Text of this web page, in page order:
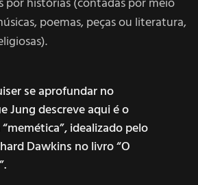
poemas, peças ou literatura,
se aprofundar no
Jung descreve aqui é o
idealizado pelo
Dawkins no livro “O